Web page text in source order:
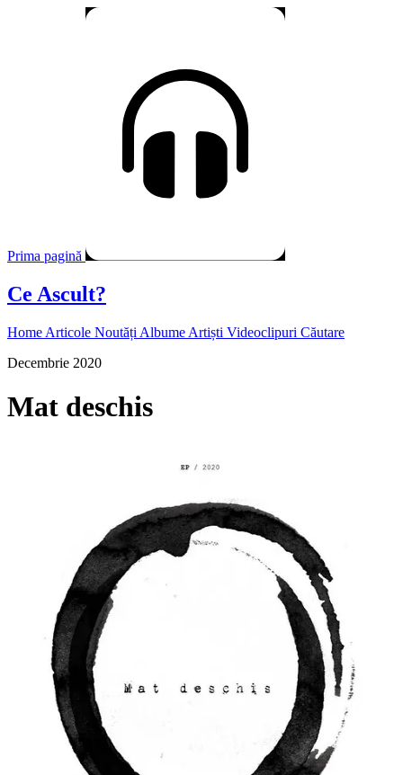
Prima pagină
Ce Ascult?
Home Articole Noutăți Albume Artiști Videoclipuri Căutare
Decembrie 2020
Mat deschis
Pagina externă
Melting Dice
Videoclipuri